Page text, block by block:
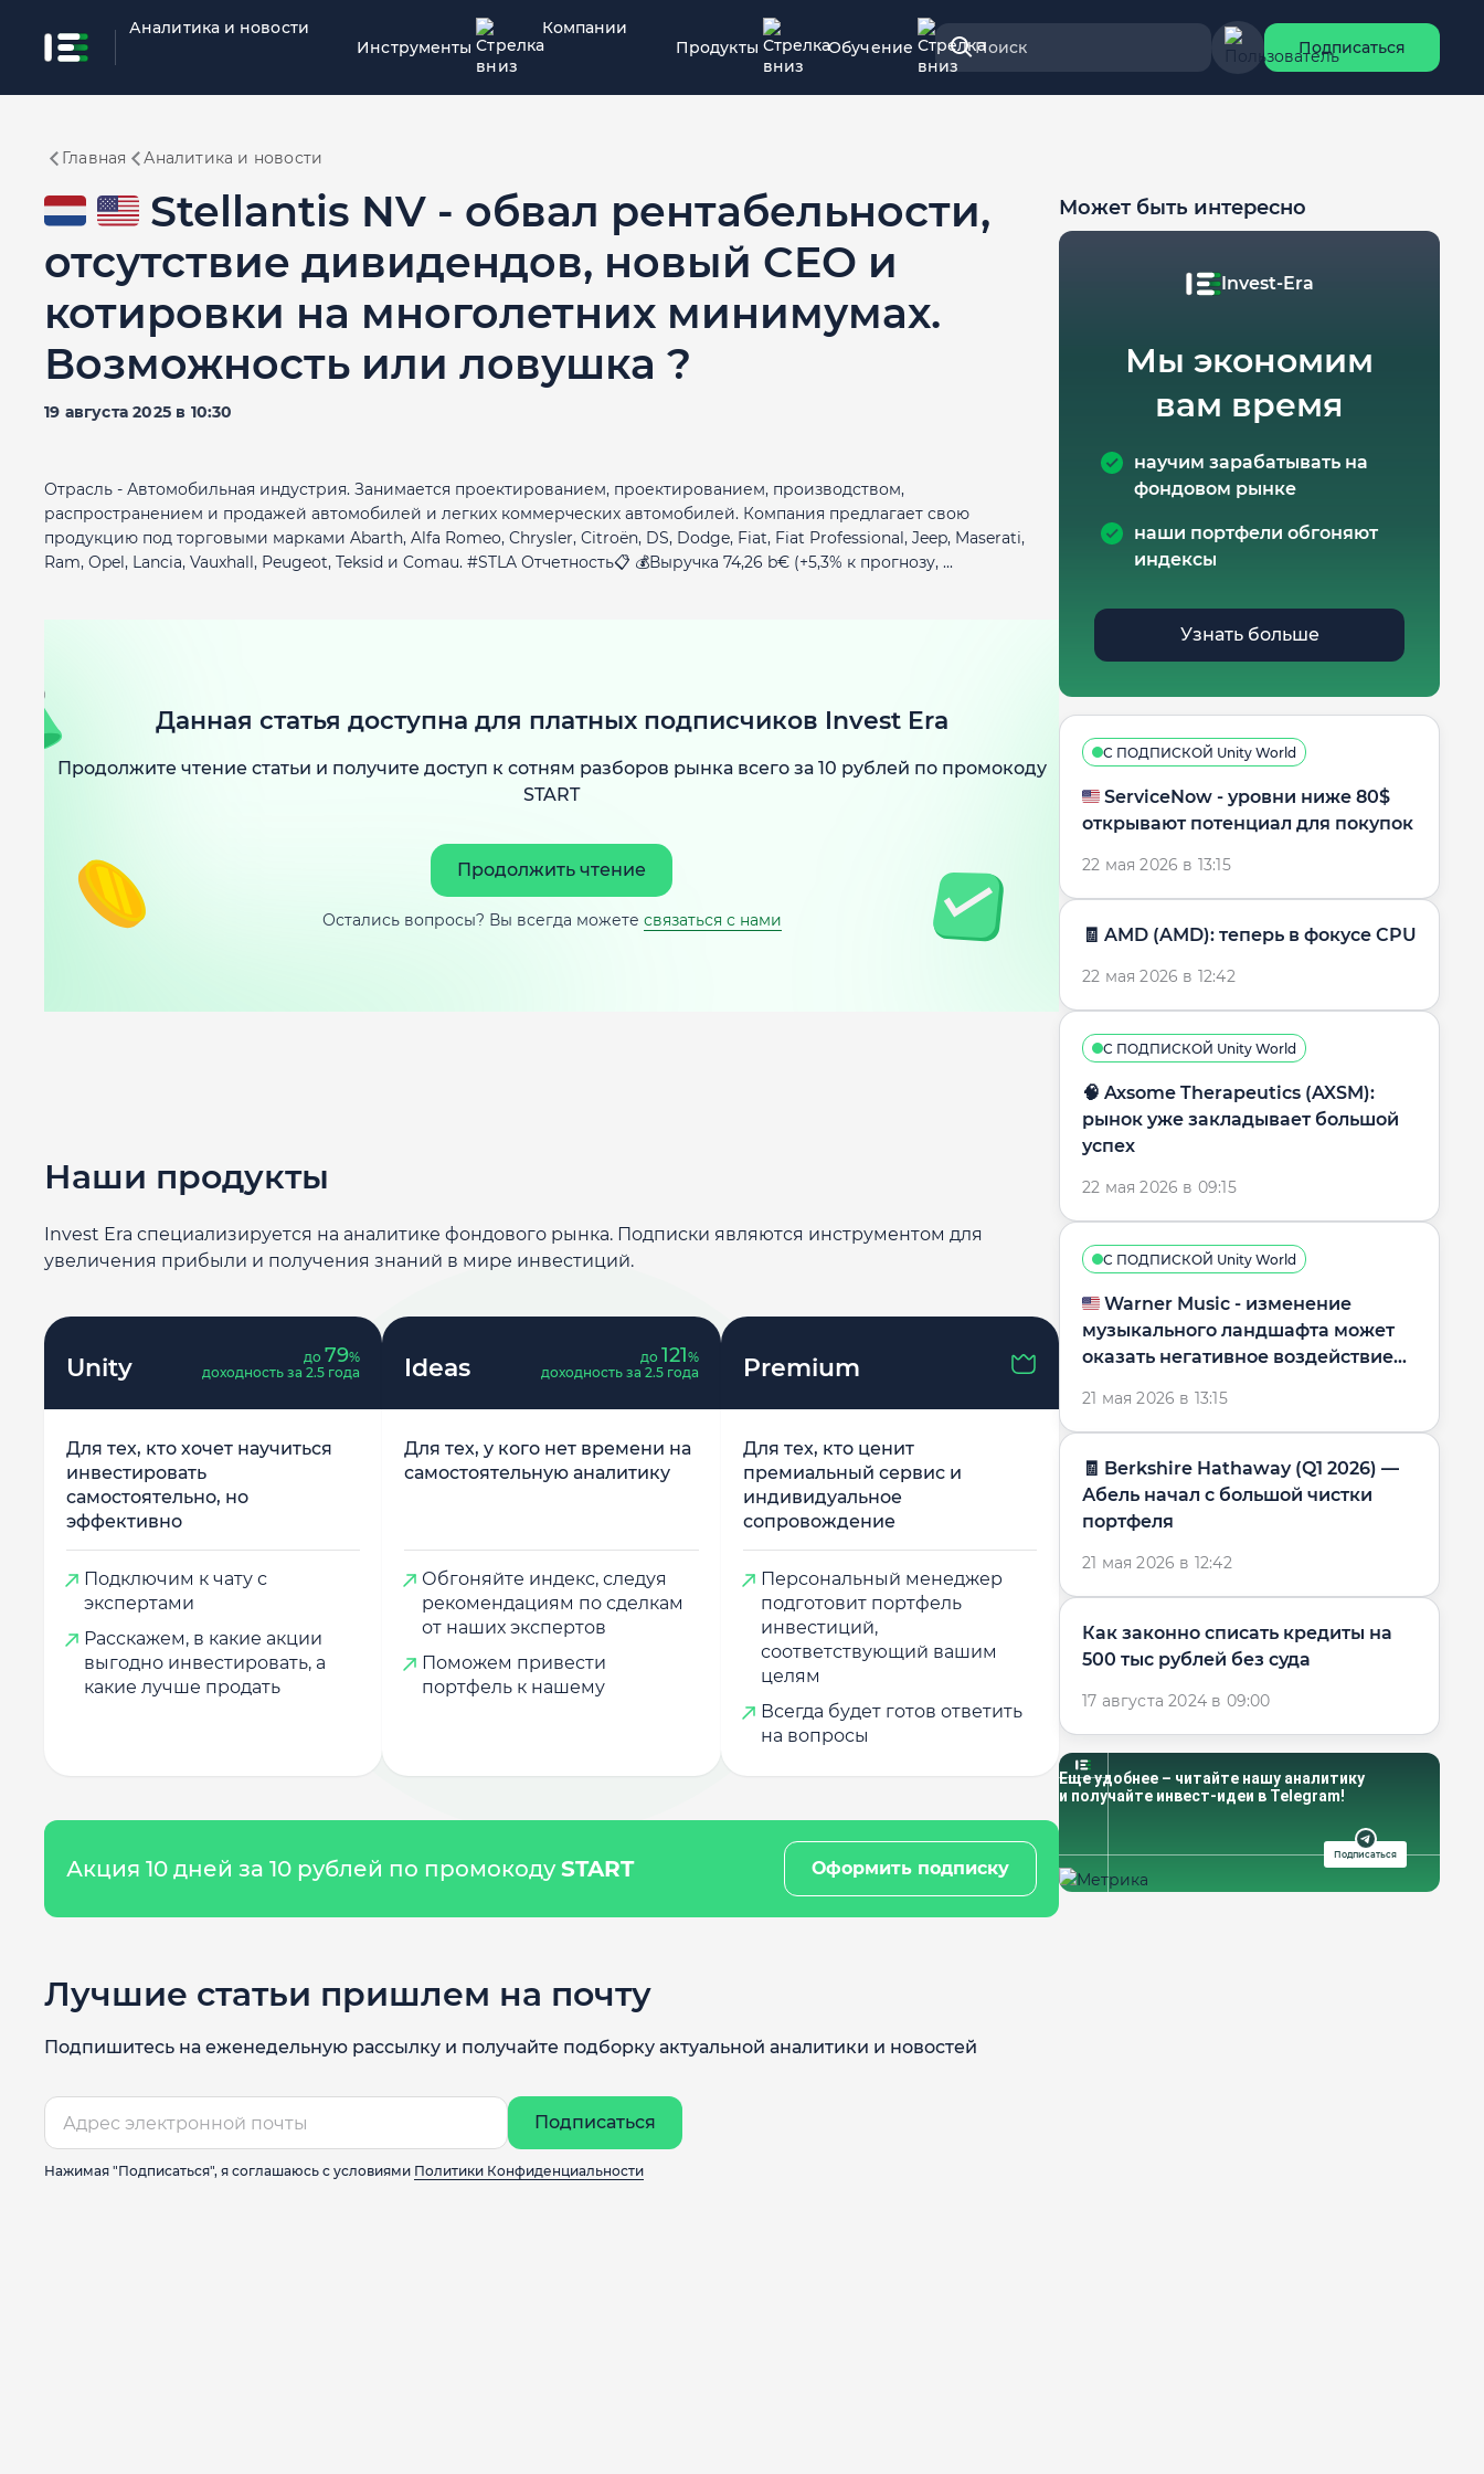
Аналитика и новости
Инструменты
Компании
Продукты
Обучение Поиск Подписаться
Главная Аналитика и новости
🇳🇱 🇺🇸 Stellantis NV - обвал рентабельности,
отсутствие дивидендов, новый CEO и
котировки на многолетних минимумах.
Возможность или ловушка ?
19 августа 2025 в 10:30
Отрасль - Автомобильная индустрия. Занимается проектированием, проектированием, производством,
распространением и продажей автомобилей и легких коммерческих автомобилей. Компания предлагает свою
продукцию под торговыми марками Abarth, Alfa Romeo, Chrysler, Citroën, DS, Dodge, Fiat, Fiat Professional, Jeep, Maserati,
Ram, Opel, Lancia, Vauxhall, Peugeot, Teksid и Comau. #STLA Отчетность📋 💰Выручка 74,26 b€ (+5,3% к прогнозу, ...
Данная статья доступна для платных подписчиков Invest Era
Продолжите чтение статьи и получите доступ к сотням разборов рынка всего за 10 рублей по промокоду
START
Продолжить чтение
Остались вопросы? Вы всегда можете связаться с нами
Наши продукты
Invest Era специализируется на аналитике фондового рынка. Подписки являются инструментом для
увеличения прибыли и получения знаний в мире инвестиций.
Unity до79%
доходность за 2.5 года
Для тех, кто хочет научиться
инвестировать
самостоятельно, но
эффективно
Подключим к чату с
экспертами
Расскажем, в какие акции
выгодно инвестировать, а
какие лучше продать
Ideas до 121%
доходность за 2.5 года
Для тех, у кого нет времени на
самостоятельную аналитику
Обгоняйте индекс, следуя
рекомендациям по сделкам
от наших экспертов
Поможем привести
портфель к нашему
Premium
Для тех, кто ценит
премиальный сервис и
индивидуальное
сопровождение
Персональный менеджер
подготовит портфель
инвестиций,
соответствующий вашим
целям
Всегда будет готов ответить
на вопросы
Акция 10 дней за 10 рублей по промокодуSTART Оформить подписку
Лучшие статьи пришлем на почту
Подпишитесь на еженедельную рассылку и получайте подборку актуальной аналитики и новостей
Подписаться
Нажимая "Подписаться", я соглашаюсь с условиями Политики Конфиденциальности
Может быть интересно
Invest-Era
Мы экономим
вам время
научим зарабатывать на
фондовом рынке
наши портфели обгоняют
индексы
Узнать больше
С ПОДПИСКОЙ Unity World
🇺🇸 ServiceNow - уровни ниже 80$
открывают потенциал для покупок
22 мая 2026 в 13:15
🧾 AMD (AMD): теперь в фокусе CPU
22 мая 2026 в 12:42
С ПОДПИСКОЙ Unity World
🧠 Axsome Therapeutics (AXSM):
рынок уже закладывает большой
успех
22 мая 2026 в 09:15
С ПОДПИСКОЙ Unity World
🇺🇸 Warner Music - изменение
музыкального ландшафта может
оказать негативное воздействие
21 мая 2026 в 13:15
🧾 Berkshire Hathaway (Q1 2026) —
Абель начал с большой чистки
портфеля
21 мая 2026 в 12:42
Как законно списать кредиты на
500 тыс рублей без суда
17 августа 2024 в 09:00
Еще удобнее – читайте нашу аналитику
и получайте инвест-идеи в Telegram!
Подписаться